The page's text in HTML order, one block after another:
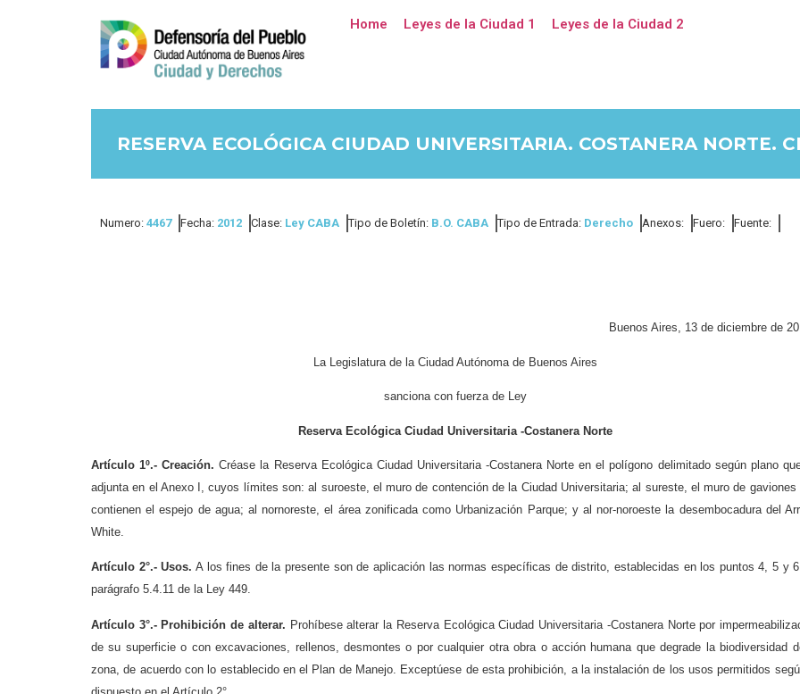
Home Leyes de la Ciudad 1 Leyes de la Ciudad 2
RESERVA ECOLÓGICA CIUDAD UNIVERSITARIA. COSTANERA NORTE.
Numero: 4467 Fecha: 2012 Clase: Ley CABA Tipo de Boletín: B.O. CABA Tipo de Entrada: Derecho Anexos: Fuero: Fuente:
Buenos Aires, 13 de diciembre de
La Legislatura de la Ciudad Autónoma de Buenos Aires
sanciona con fuerza de Ley
Reserva Ecológica Ciudad Universitaria -Costanera Norte
Artículo 1º.- Creación. Créase la Reserva Ecológica Ciudad Universitaria -Costanera Norte en el polígono delimitado según plano
adjunta en el Anexo I, cuyos límites son: al suroeste, el muro de contención de la Ciudad Universitaria; al sureste, el muro de gaviones
contienen el espejo de agua; al nornoreste, el área zonificada como Urbanización Parque; y al nor-noroeste la desembocadura del
White.
Artículo 2°.- Usos. A los fines de la presente son de aplicación las normas específicas de distrito, establecidas en los puntos 4, 5 y 6
parágrafo 5.4.11 de la Ley 449.
Artículo 3°.- Prohibición de alterar. Prohíbese alterar la Reserva Ecológica Ciudad Universitaria -Costanera Norte por
de su superficie o con excavaciones, rellenos, desmontes o por cualquier otra obra o acción humana que degrade la biodiversidad
zona, de acuerdo con lo establecido en el Plan de Manejo. Exceptúese de esta prohibición, a la instalación de los usos permitidos